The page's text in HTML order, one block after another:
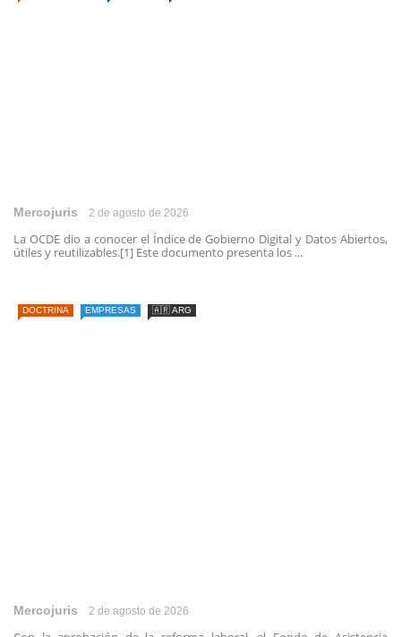
Mercojuris 2 de agosto de 2026
La OCDE dio a conocer el Índice de Gobierno Digital y Datos Abiertos,
útiles y reutilizables.[1] Este documento presenta los ...
DOCTRINA EMPRESAS 🇦🇷 ARG
Mercojuris 2 de agosto de 2026